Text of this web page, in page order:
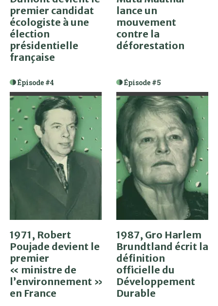
premier candidat
écologiste à une
élection
présidentielle
française
lance un
mouvement
contre la
déforestation
Épisode #4
1971, Robert
Poujade devient le
premier
« ministre de
l’environnement »
en France
Épisode #5
1987, Gro Harlem
Brundtland écrit la
définition
officielle du
Développement
Durable